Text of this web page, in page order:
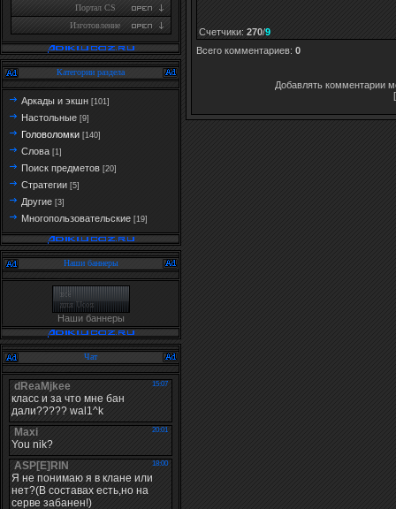
Портал CS
Изготовление
Категории раздела
Аркады и экшн [101]
Настольные [9]
Головоломки [140]
Слова [1]
Поиск предметов [20]
Стратегии [5]
Другие [3]
Многопользовательские [19]
Наши баннеры
Наши баннеры
Чат
Счетчики: 270/9
Всего комментариев: 0
Добавлять комментарии